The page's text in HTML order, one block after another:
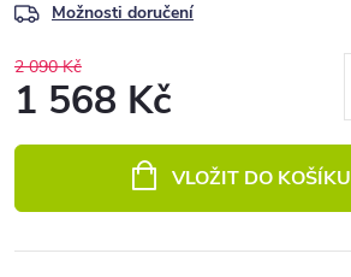
Možnosti doručení
2 090 Kč
1 568 Kč
VLOŽIT DO KOŠÍKU